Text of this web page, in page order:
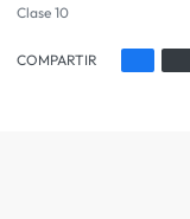
Clase 10
COMPARTIR